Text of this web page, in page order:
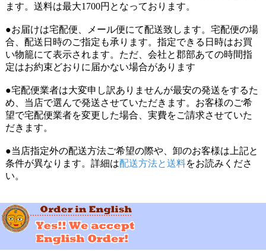
ます。送料は最大1700円となっております。
●お届けは宅配便、メール便にて配送致します。宅配便の場
合、配送日時のご指定も承ります。指定できる日時はお買
い物籠にて表示されます。ただ、会社と郡部あての時間指
定はお約束どおりに届かない場合があります
●宅配便業者は大変申し訳ありませんが最安の発送をするた
め、当店で選んで発送させていただきます。お客様のご希
望で宅配便業者を変更した場合、実費をご請求させていた
だきます。
●当店指定外の配送方法ご希望の際や、卸のお客様は上記と
条件が異なります。詳細は配送方法と送料をお読みくださ
い。